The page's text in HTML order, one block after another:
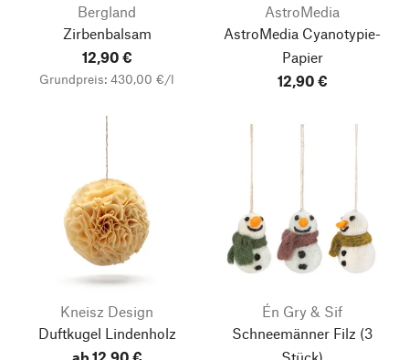
Bergland
Zirbenbalsam
12,90 €
Grundpreis: 430,00 €/l
AstroMedia
AstroMedia Cyanotypie-
Papier
12,90 €
Kneisz Design
Duftkugel Lindenholz
Én Gry & Sif
Schneemänner Filz (3
Nach oben